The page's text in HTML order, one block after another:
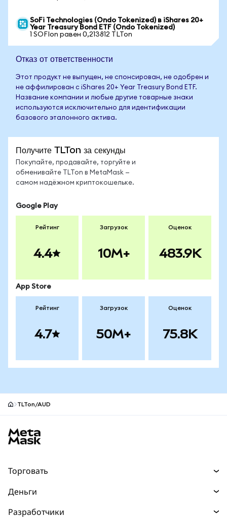
SoFi Technologies (Ondo Tokenized) в iShares 20+
Year Treasury Bond ETF (Ondo Tokenized)
1 SOFIon равен 0,213812 TLTon
Отказ от ответственности
Этот продукт не выпущен, не спонсирован, не одобрен и
не аффилирован с iShares 20+ Year Treasury Bond ETF.
Название компании и любые другие товарные знаки
используются исключительно для идентификации
базового эталонного актива.
Получите TLTon за секунды
Покупайте, продавайте, торгуйте и
обменивайте TLTon в MetaMask —
самом надёжном криптокошельке.
Google Play
Рейтинг
4.4
Загрузок
10M+
Оценок
483.9K
App Store
Рейтинг
4.7
Загрузок
50M+
Оценок
75.8K
TLTon/AUD
Торговать
Прогнозы
Деньги
Разработчики